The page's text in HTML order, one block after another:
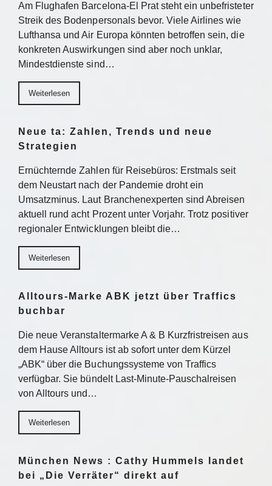
Am Flughafen Barcelona-El Prat steht ein unbefristeter
Streik des Bodenpersonals bevor. Viele Airlines wie
Lufthansa und Air Europa könnten betroffen sein, die
konkreten Auswirkungen sind aber noch unklar,
Mindestdienste sind…
Weiterlesen
Neue ta: Zahlen, Trends und neue
Strategien
Ernüchternde Zahlen für Reisebüros: Erstmals seit
dem Neustart nach der Pandemie droht ein
Umsatzminus. Laut Branchenexperten sind Abreisen
aktuell rund acht Prozent unter Vorjahr. Trotz positiver
regionaler Entwicklungen bleibt die…
Weiterlesen
Alltours-Marke ABK jetzt über Traffics
buchbar
Die neue Veranstaltermarke A & B Kurzfristreisen aus
dem Hause Alltours ist ab sofort unter dem Kürzel
„ABK“ über die Buchungssysteme von Traffics
verfügbar. Sie bündelt Last-Minute-Pauschalreisen
von Alltours und…
Weiterlesen
München News : Cathy Hummels landet
bei „Die Verräter“ direkt auf